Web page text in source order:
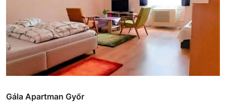
Gála Apartman Győr